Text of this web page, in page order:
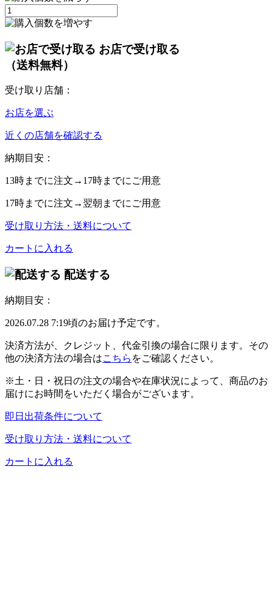
お店で受け取る
（送料無料）
受け取り店舗：
お店を選ぶ
近くの店舗を確認する
納期目安：
13時までに注文→ 17時までにご用意
17時までに注文→ 翌朝 までにご用意
受け取り方法・送料について
カートに入れる
配送する
納期目安：
2026.07.28 7:19頃のお届け予定です。
決済方法が、クレジット、代金引換の場合に限ります。その
他の決済方法の場合はこちら をご確認ください。
※土・日・祝日の注文の場合や在庫状況によって、商品のお
届けにお時間をいただく場合がございます。
即日出荷条件について
受け取り方法・送料について
カートに入れる